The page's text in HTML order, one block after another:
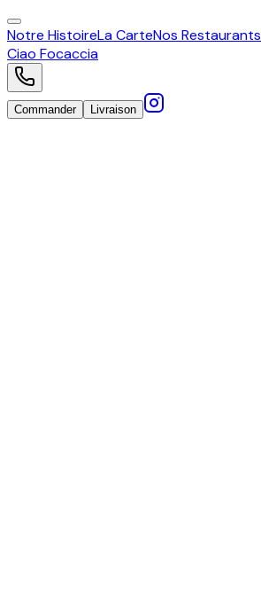
Notre HistoireLa CarteNos Restaurants
Ciao Focaccia
Commander Livraison